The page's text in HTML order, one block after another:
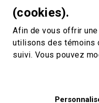
(cookies).
Afin de vous offrir
utilisons des témoins
suivi. Vous pouvez